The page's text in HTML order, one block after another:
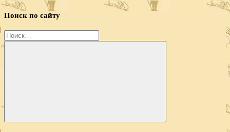
Поиск по сайту
Найти:
Поиск